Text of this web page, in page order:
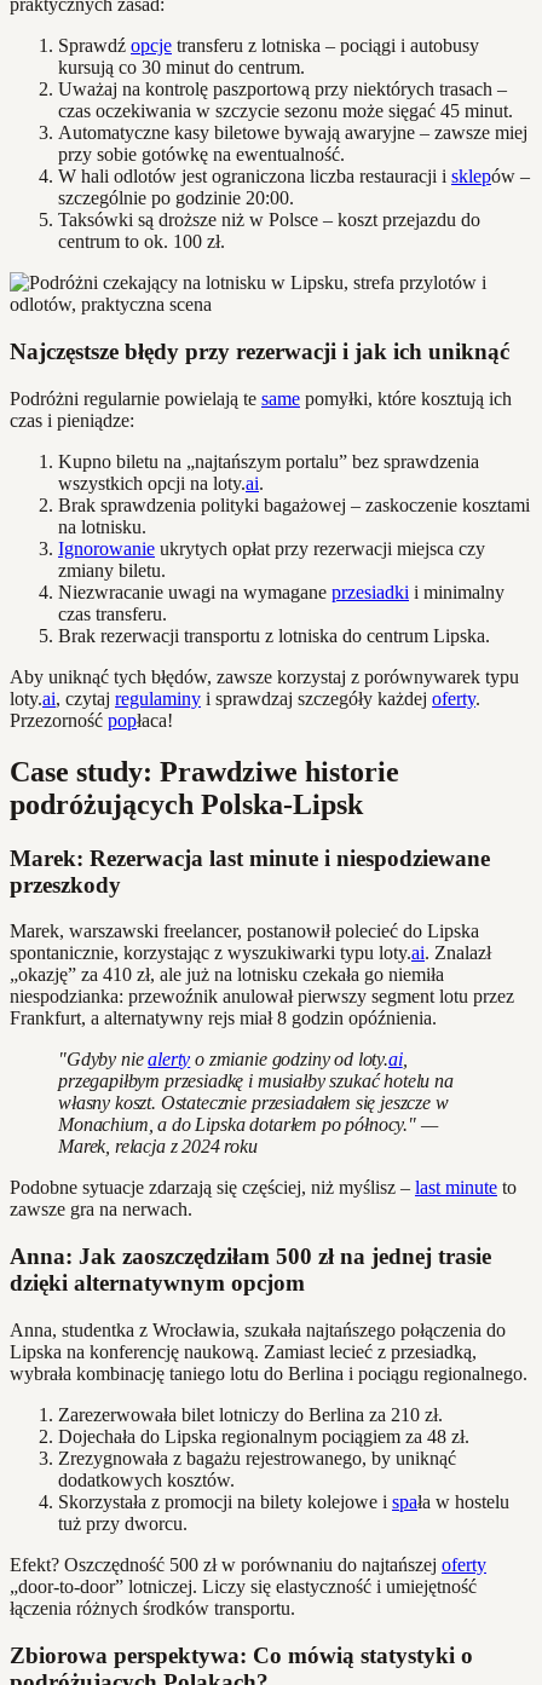
praktycznych zasad:
Sprawdź opcje transferu z lotniska – pociągi i autobusy
kursują co 30 minut do centrum.
Uważaj na kontrolę paszportową przy niektórych trasach –
czas oczekiwania w szczycie sezonu może sięgać 45 minut.
Automatyczne kasy biletowe bywają awaryjne – zawsze miej
przy sobie gotówkę na ewentualność.
W hali odlotów jest ograniczona liczba restauracji i sklepów –
szczególnie po godzinie 20:00.
Taksówki są droższe niż w Polsce – koszt przejazdu do
centrum to ok. 100 zł.
Najczęstsze błędy przy rezerwacji i jak ich uniknąć
Podróżni regularnie powielają te same pomyłki, które kosztują ich
czas i pieniądze:
Kupno biletu na „najtańszym portalu” bez sprawdzenia
wszystkich opcji na loty.ai.
Brak sprawdzenia polityki bagażowej – zaskoczenie kosztami
na lotnisku.
Ignorowanie ukrytych opłat przy rezerwacji miejsca czy
zmiany biletu.
Niezwracanie uwagi na wymagane przesiadki i minimalny
czas transferu.
Brak rezerwacji transportu z lotniska do centrum Lipska.
Aby uniknąć tych błędów, zawsze korzystaj z porównywarek typu
loty.ai, czytaj regulaminy i sprawdzaj szczegóły każdej oferty.
Przezorność popłaca!
Case study: Prawdziwe historie
podróżujących Polska-Lipsk
Marek: Rezerwacja last minute i niespodziewane
przeszkody
Marek, warszawski freelancer, postanowił polecieć do Lipska
spontanicznie, korzystając z wyszukiwarki typu loty.ai. Znalazł
„okazję” za 410 zł, ale już na lotnisku czekała go niemiła
niespodzianka: przewoźnik anulował pierwszy segment lotu przez
Frankfurt, a alternatywny rejs miał 8 godzin opóźnienia.
"Gdyby niealerty o zmianie godziny od loty.ai,
przegapiłbym przesiadkę i musiałby szukać hotelu na
własny koszt. Ostatecznie przesiadałem się jeszcze w
Monachium, a do Lipska dotarłem po północy." —
Marek, relacja z 2024 roku
Podobne sytuacje zdarzają się częściej, niż myślisz – last minute to
zawsze gra na nerwach.
Anna: Jak zaoszczędziłam 500 zł na jednej trasie
dzięki alternatywnym opcjom
Anna, studentka z Wrocławia, szukała najtańszego połączenia do
Lipska na konferencję naukową. Zamiast lecieć z przesiadką,
wybrała kombinację taniego lotu do Berlina i pociągu regionalnego.
Zarezerwowała bilet lotniczy do Berlina za 210 zł.
Dojechała do Lipska regionalnym pociągiem za 48 zł.
Zrezygnowała z bagażu rejestrowanego, by uniknąć
dodatkowych kosztów.
Skorzystała z promocji na bilety kolejowe i spała w hostelu
tuż przy dworcu.
Efekt? Oszczędność 500 zł w porównaniu do najtańszej oferty
„door-to-door” lotniczej. Liczy się elastyczność i umiejętność
łączenia różnych środków transportu.
Zbiorowa perspektywa: Co mówią statystyki o